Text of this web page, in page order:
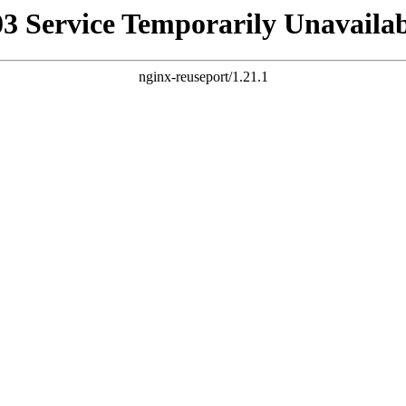
Service Temporarily
nginx-reuseport/1.21.1